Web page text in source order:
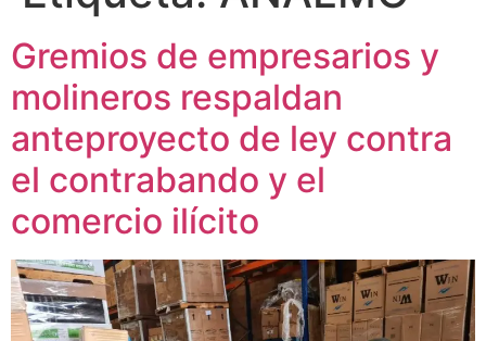
Gremios de empresarios y
molineros respaldan
anteproyecto de ley contra
el contrabando y el
comercio ilícito